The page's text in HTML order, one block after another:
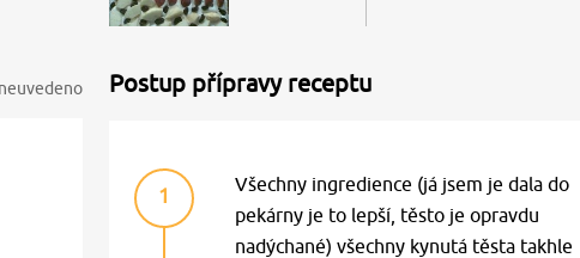
neuvedeno Postup přípravy receptu
1
Všechny ingredience (já jsem je dala do
pekárny je to lepší, těsto je opravdu
nadýchané) všechny kynutá těsta takhle